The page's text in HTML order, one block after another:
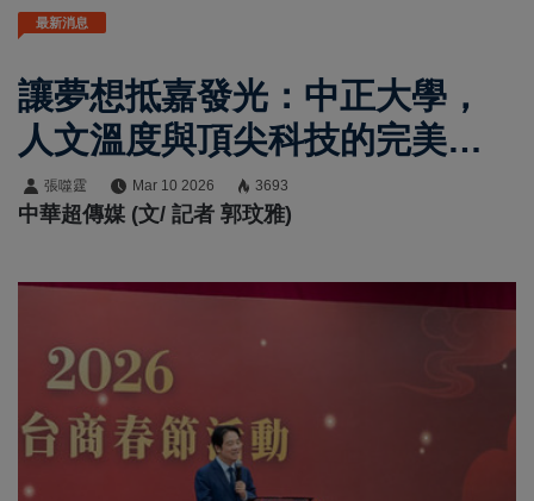
最新消息
讓夢想抵嘉發光：中正大學，
人文溫度與頂尖科技的完美交
織張噬霆 Mar 10 2026 3693
中華超傳媒 (文/ 記者 郭玟雅)